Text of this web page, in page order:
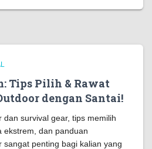
Tips Pilih & Rawat
dengan Santai!
dan survival gear, tips memilih
ekstrem, dan panduan
sangat penting bagi kalian yang